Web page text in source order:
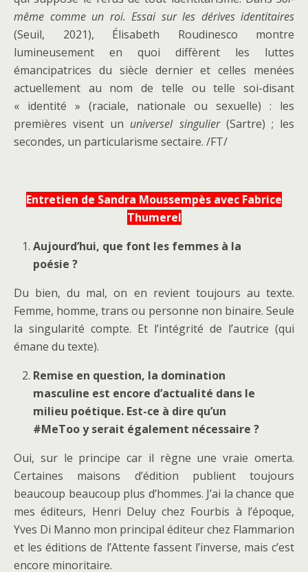
même comme un roi. Essai sur les dérives identitaires
(Seuil, 2021), Élisabeth Roudinesco montre
lumineusement en quoi diffèrent les luttes
émancipatrices du siècle dernier et celles menées
actuellement au nom de telle ou telle soi-disant
« identité » (raciale, nationale ou sexuelle) : les
premières visent un universel singulier(Sartre) ; les
secondes, un particularisme sectaire. /FT/
Entretien de Sandra Moussempès avec Fabrice
Thumerel
Aujourd’hui, que font les femmes à la
poésie ?
Du bien, du mal, on en revient toujours au texte.
Femme, homme, trans ou personne non binaire. Seule
la singularité compte. Et l’intégrité de l’autrice (qui
émane du texte).
Remise en question, la domination
masculine est encore d’actualité dans le
milieu poétique. Est-ce à dire qu’un
#MeToo y serait également nécessaire ?
Oui, sur le principe car il règne une vraie omerta.
Certaines maisons d’édition publient toujours
beaucoup beaucoup plus d’hommes. J’ai la chance que
mes éditeurs, Henri Deluy chez Fourbis à l’époque,
Yves Di Manno mon principal éditeur chez Flammarion
et les éditions de l’Attente fassent l’inverse, mais c’est
encore minoritaire.